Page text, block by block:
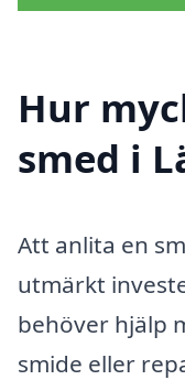
Hur
smed i
Att anlita en
utmärkt
behöver hjälp
smide eller